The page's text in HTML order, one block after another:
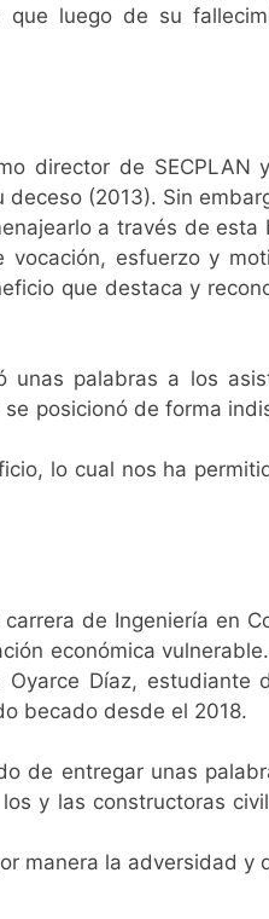
luego de su
director de SECPLAN
(2013). Sin
a través de esta
esfuerzo y
que destaca y
palabras a los
posicionó de forma
lo cual nos ha
de Ingeniería en
económica
Díaz, estudiante
becado desde el 2018.
de entregar unas
y las constructoras
manera la adversidad y